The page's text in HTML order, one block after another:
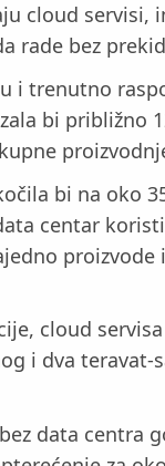
cloud
bez
i trenutno
bi približno
bi na
centar
cloud
i dva
data